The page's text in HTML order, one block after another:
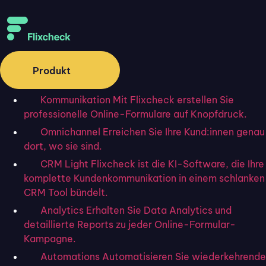
Produkt
Kommunikation Mit Flixcheck erstellen Sie
professionelle Online-Formulare auf Knopfdruck.
Omnichannel Erreichen Sie Ihre Kund:innen genau
dort, wo sie sind.
CRM Light Flixcheck ist die KI-Software, die Ihre
komplette Kundenkommunikation in einem schlanken
CRM Tool bündelt.
Analytics Erhalten Sie Data Analytics und
detaillierte Reports zu jeder Online-Formular-
Kampagne.
Automations Automatisieren Sie wiederkehrende
Startseite »Blog»Unterschreiben auf dem Tablet: Anleitung &